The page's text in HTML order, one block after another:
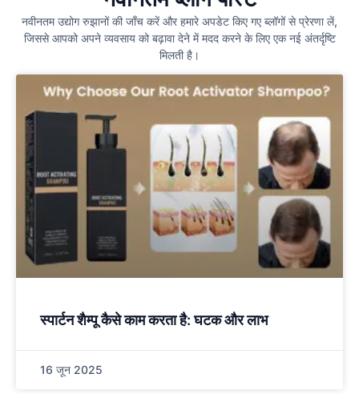
नवीनतम उद्योग रुझानों की जाँच करें और हमारे अपडेट किए गए ब्लॉगों से प्रेरणा लें,
जिससे आपको अपने व्यवसाय को बढ़ावा देने में मदद करने के लिए एक नई अंतर्दृष्टि
मिलती है।
स्पार्टन शैम्पू कैसे काम करता है: घटक और लाभ
16 जून 2025